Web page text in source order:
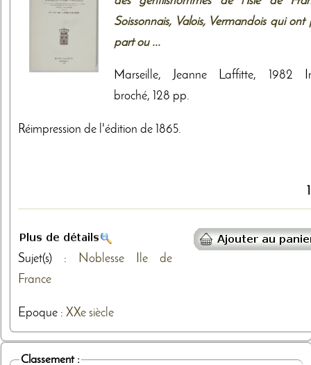
Soissonnais, Valois, Vermandois qui ont
part ou ...
Marseille, Jeanne Laffitte, 1982
broché, 128 pp.
Réimpression de l'édition de 1865.
Sujet(s) : Noblesse
Ile de
France
Epoque : XXe siècle
Classement :